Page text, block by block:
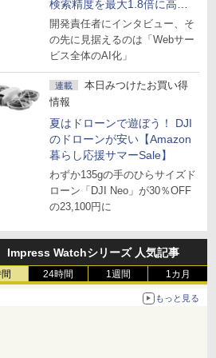
検索精度を最大1.8倍に高め
た「GMO AI RAG」は無償の
OSS版で「1社1RAG」を目
指す
開発責任者にインタビュー、そ
の先に見据えるのは「Webサー
ビス全体のAI化」
連載
本日みつけたお買い得
情報
夏はドローンで遊ぼう！ DJI
のドローンが安い【Amazon
暮らし応援サマーSale】
わずか135gの手のひらサイズド
ローン「DJI Neo」が30％OFF
の23,100円に
Impress Watchシリーズ 人気記事
24時間 1週間 1カ月
もっと見る